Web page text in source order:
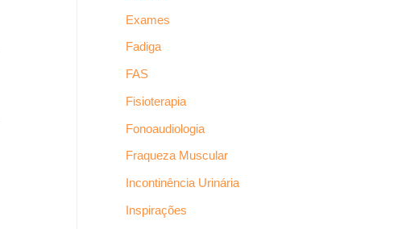
Exames
Fadiga
FAS
Fisioterapia
Fonoaudiologia
Fraqueza Muscular
Incontinência Urinária
Inspirações